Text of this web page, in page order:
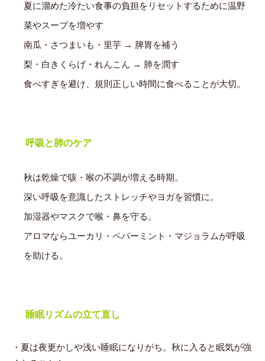
夏に溜めた冷たい食事の負担をリセットするために温野
菜やスープを増やす
南瓜・さつまいも・里芋 → 脾胃を補う
梨・白きくらげ・れんこん → 肺を潤す
食べすぎを避け、規則正しい時間に食べることが大切。
呼吸と肺のケア
秋は乾燥で咳・喉の不調が増える時期。
深い呼吸を意識したストレッチやヨガを習慣に。
加湿器やマスクで喉・鼻を守る。
アロマならユーカリ・ペパーミント・マジョラムが呼吸
を助ける。
睡眠リズムの立て直し
・夏は夜更かしや浅い睡眠になりがち。秋に入ると眠気が強